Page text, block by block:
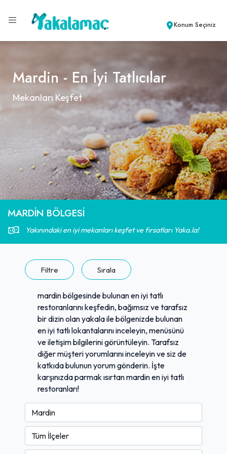
Konum Seçiniz
Mardin - En İyi Tatlıcılar
Mekanları Keşfet
MARDIN BÖLGESI
Yakınındaki en iyi mekanları keşfet ve fırsatları Yaka.la!
Filtre Sırala
mardin bölgesinde bulunan en iyi tatlı
restoranlarını keşfedin, bağımsız ve tarafsız
bir dizin olan yakala ile bölgenizde bulunan
en iyi tatlı lokantalarını inceleyin, menüsünü
ve iletişim bilgilerini görüntüleyin. Tarafsız
diğer müşteri yorumlarını inceleyin ve siz de
katkıda bulunun yorum gönderin. İşte
karşınızda parmak ısırtan mardin en iyi tatlı
restoranları!